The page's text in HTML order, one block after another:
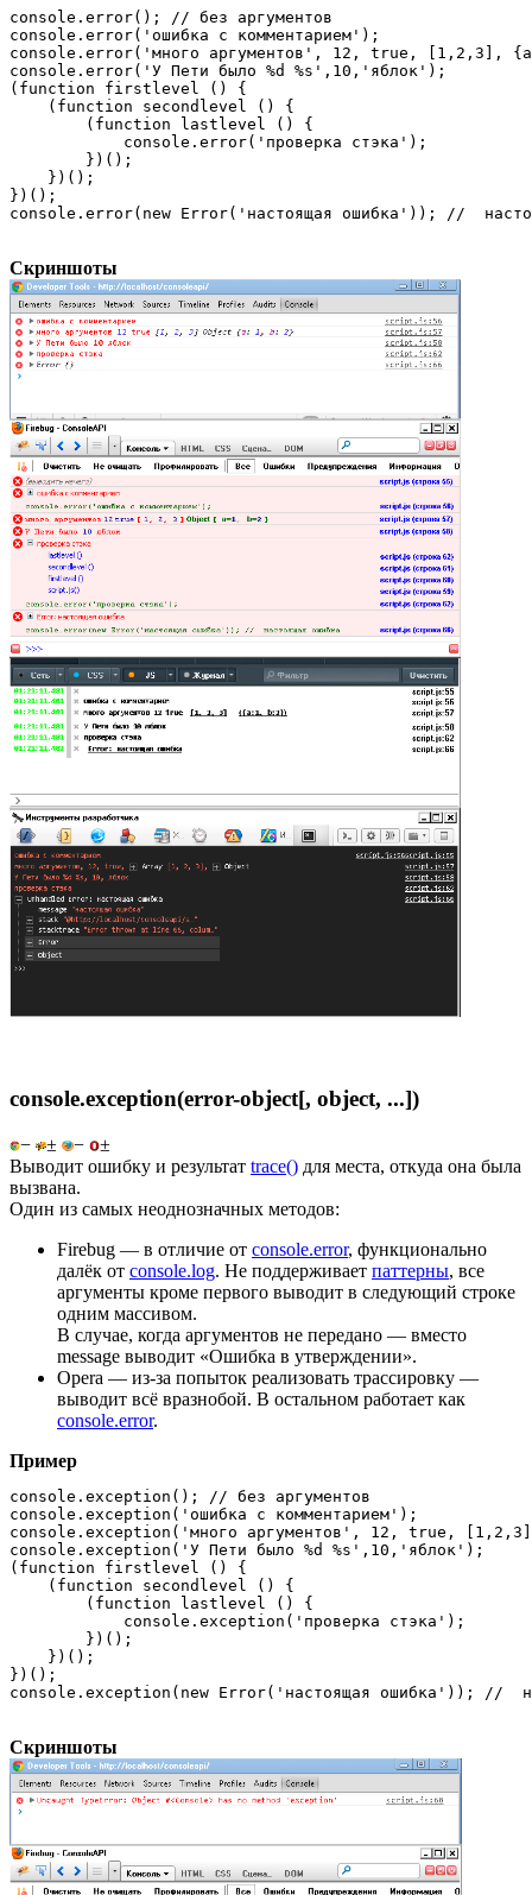
console.error(); // без аргументов
console.error('ошибка с комментарием');
console.error('много аргументов', 12, true, [1,2,3],
console.error('У Пети было %d %s',10,'яблок');
(function firstlevel () {
    (function secondlevel () {
        (function lastlevel () {
            console.error('проверка стэка');
        })();
    })();
})();
console.error(new Error('настоящая ошибка')); //
Скриншоты
console.exception(error-object[, object, ...])
− ± −
±
Выводит ошибку и результат trace() для места, откуда она была
вызвана.
Один из самых неоднозначных методов:
Firebug — в отличие от console.error, функционально
далёк от console.log. Не поддерживает паттерны, все
аргументы кроме первого выводит в следующий строке
одним массивом.
В случае, когда аргументов не передано — вместо
message выводит «Ошибка в утверждении».
Opera — из-за попыток реализовать трассировку —
выводит всё вразнобой. В остальном работает как
console.error.
Пример
console.exception(); // без аргументов
console.exception('ошибка с комментарием');
console.exception('много аргументов', 12, true,
console.exception('У Пети было %d %s',10,'яблок');
(function firstlevel () {
    (function secondlevel () {
        (function lastlevel () {
            console.exception('проверка стэка');
        })();
    })();
})();
console.exception(new Error('настоящая ошибка')); //
Скриншоты